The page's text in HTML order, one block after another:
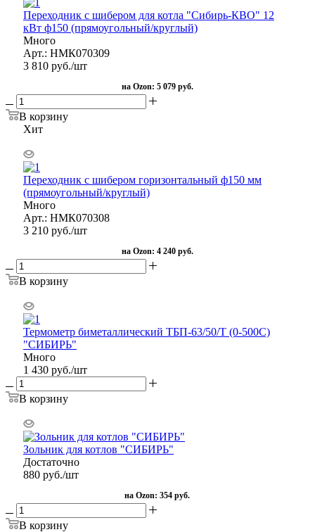
Переходник с шибером для котла "Сибирь-КВО" 12
кВт ф150 (прямоугольный/круглый)
Много
Арт.: НМК070309
3 810 руб./шт
на Ozon: 5 079 руб.
В корзину
Хит
Переходник с шибером горизонтальный ф150 мм
(прямоугольный/круглый)
Много
Арт.: НМК070308
3 210 руб./шт
на Ozon: 4 240 руб.
В корзину
Термометр биметаллический ТБП-63/50/T (0-500С)
"СИБИРЬ"
Много
1 430 руб./шт
В корзину
Зольник для котлов "СИБИРЬ"
Достаточно
880 руб./шт
на Ozon: 354 руб.
В корзину